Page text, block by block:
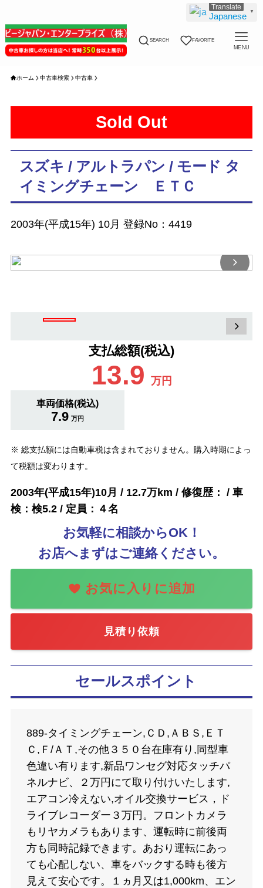
SEARCH FAVORITE
MENU
ホーム 中古車検索 中古車
Sold Out
スズキ / アルトラパン / モード タ
イミングチェーン ＥＴＣ
2003年(平成15年) 10月 登録No：4419
支払総額(税込)
13.9 万円
車両価格(税込)
7.9 万円
※ 総支払額には自動車税は含まれておりません。購入時期によっ
て税額は変わります。
2003年(平成15年)10月 / 12.7万km / 修復歴： / 車
検：検5.2 / 定員：４名
お気軽に相談からOK！
お店へまずはご連絡ください。
見積り依頼
セールスポイント
889-タイミングチェーン,ＣＤ,ＡＢＳ,ＥＴ
Ｃ,Ｆ/ＡＴ,その他３５０台在庫有り,同型車
色違い有ります,新品ワンセグ対応タッチパ
ネルナビ、２万円にて取り付けいたします,
エアコン冷えない,オイル交換サービス，ド
ライブレコーダー３万円。フロントカメラ
もリヤカメラもあります、運転時に前後両
方も同時記録できます。あおり運転にあっ
ても心配しない、車をバックする時も後方
見えて安心です。１ヵ月又は1,000km、エン
Japanese ▼